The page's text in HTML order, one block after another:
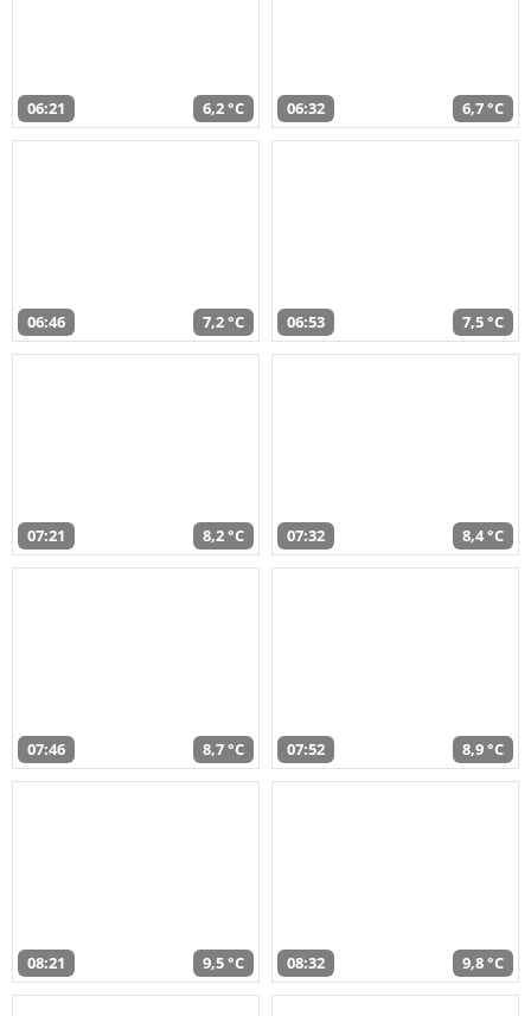
06:21 6,2 °C 06:32 6,7 °C
06:46 7,2 °C 06:53 7,5 °C
07:21 8,2 °C 07:32 8,4 °C
07:46 8,7 °C 07:52 8,9 °C
08:21 9,5 °C 08:32 9,8 °C